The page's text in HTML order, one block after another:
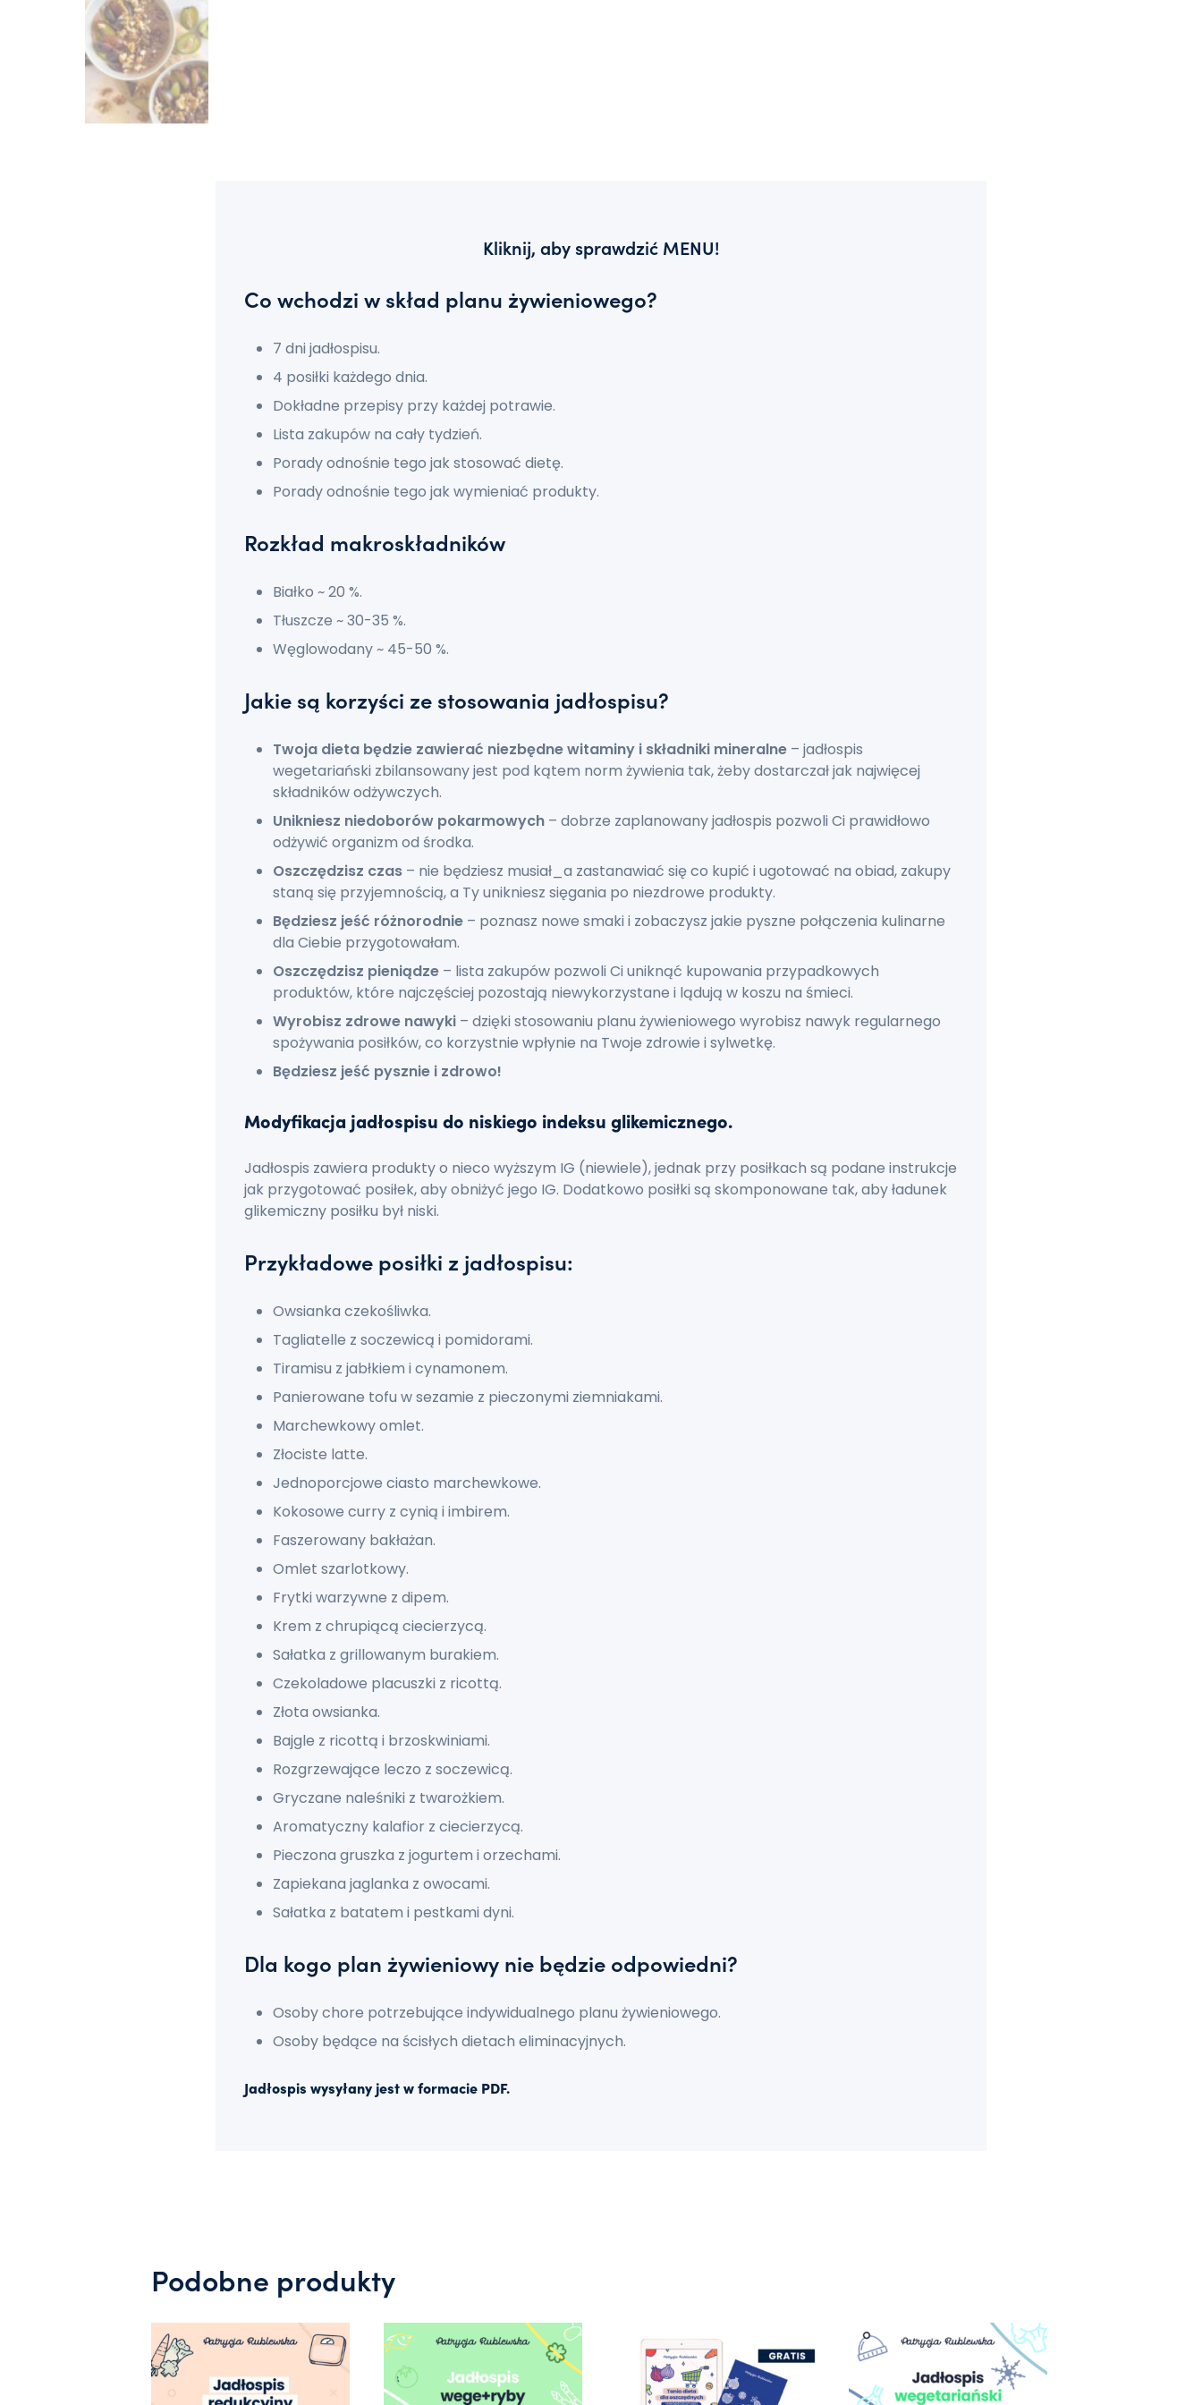
Kliknij, aby sprawdzić MENU!
Co wchodzi w skład planu żywieniowego?
7 dni jadłospisu.
4 posiłki każdego dnia.
Dokładne przepisy przy każdej potrawie.
Lista zakupów na cały tydzień.
Porady odnośnie tego jak stosować dietę.
Porady odnośnie tego jak wymieniać produkty.
Rozkład makroskładników
Białko ~ 20 %.
Tłuszcze ~ 30-35 %.
Węglowodany ~ 45-50 %.
Jakie są korzyści ze stosowania jadłospisu?
Twoja dieta będzie zawierać niezbędne witaminy i składniki mineralne – jadłospis
wegetariański zbilansowany jest pod kątem norm żywienia tak, żeby dostarczał jak najwięcej
składników odżywczych.
Unikniesz niedoborów pokarmowych – dobrze zaplanowany jadłospis pozwoli Ci prawidłowo
odżywić organizm od środka.
Oszczędzisz czas – nie będziesz musiał_a zastanawiać się co kupić i ugotować na obiad, zakupy
staną się przyjemnością, a Ty unikniesz sięgania po niezdrowe produkty.
Będziesz jeść różnorodnie – poznasz nowe smaki i zobaczysz jakie pyszne połączenia kulinarne
dla Ciebie przygotowałam.
Oszczędzisz pieniądze – lista zakupów pozwoli Ci uniknąć kupowania przypadkowych
produktów, które najczęściej pozostają niewykorzystane i lądują w koszu na śmieci.
Wyrobisz zdrowe nawyki – dzięki stosowaniu planu żywieniowego wyrobisz nawyk regularnego
spożywania posiłków, co korzystnie wpłynie na Twoje zdrowie i sylwetkę.
Będziesz jeść pysznie i zdrowo!
Modyfikacja jadłospisu do niskiego indeksu glikemicznego.
Jadłospis zawiera produkty o nieco wyższym IG (niewiele), jednak przy posiłkach są podane instrukcje
jak przygotować posiłek, aby obniżyć jego IG. Dodatkowo posiłki są skomponowane tak, aby ładunek
glikemiczny posiłku był niski.
Przykładowe posiłki z jadłospisu:
Owsianka czekośliwka.
Tagliatelle z soczewicą i pomidorami.
Tiramisu z jabłkiem i cynamonem.
Panierowane tofu w sezamie z pieczonymi ziemniakami.
Marchewkowy omlet.
Złociste latte.
Jednoporcjowe ciasto marchewkowe.
Kokosowe curry z cynią i imbirem.
Faszerowany bakłażan.
Omlet szarlotkowy.
Frytki warzywne z dipem.
Krem z chrupiącą ciecierzycą.
Sałatka z grillowanym burakiem.
Czekoladowe placuszki z ricottą.
Złota owsianka.
Bajgle z ricottą i brzoskwiniami.
Rozgrzewające leczo z soczewicą.
Gryczane naleśniki z twarożkiem.
Aromatyczny kalafior z ciecierzycą.
Pieczona gruszka z jogurtem i orzechami.
Zapiekana jaglanka z owocami.
Sałatka z batatem i pestkami dyni.
Dla kogo plan żywieniowy nie będzie odpowiedni?
Osoby chore potrzebujące indywidualnego planu żywieniowego.
Osoby będące na ścisłych dietach eliminacyjnych.
Jadłospis wysyłany jest w formacie PDF.
Podobne produkty